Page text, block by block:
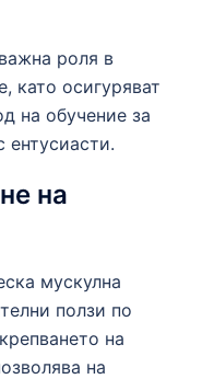
роля в
като осигуряват
на обучение за
ентусиасти.
на
мускулна
ползи по
на
на